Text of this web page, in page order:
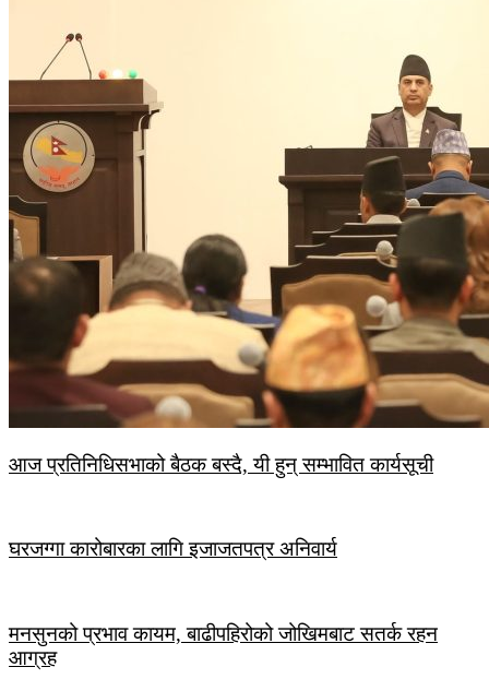
आज प्रतिनिधिसभाको बैठक बस्दै, यी हुन् सम्भावित कार्यसूची
घरजग्गा कारोबारका लागि इजाजतपत्र अनिवार्य
मनसुनको प्रभाव कायम, बाढीपहिरोको जोखिमबाट सतर्क रहन
आग्रह